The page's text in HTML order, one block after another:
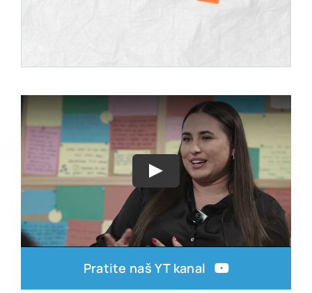
Pratite naš YT kanal